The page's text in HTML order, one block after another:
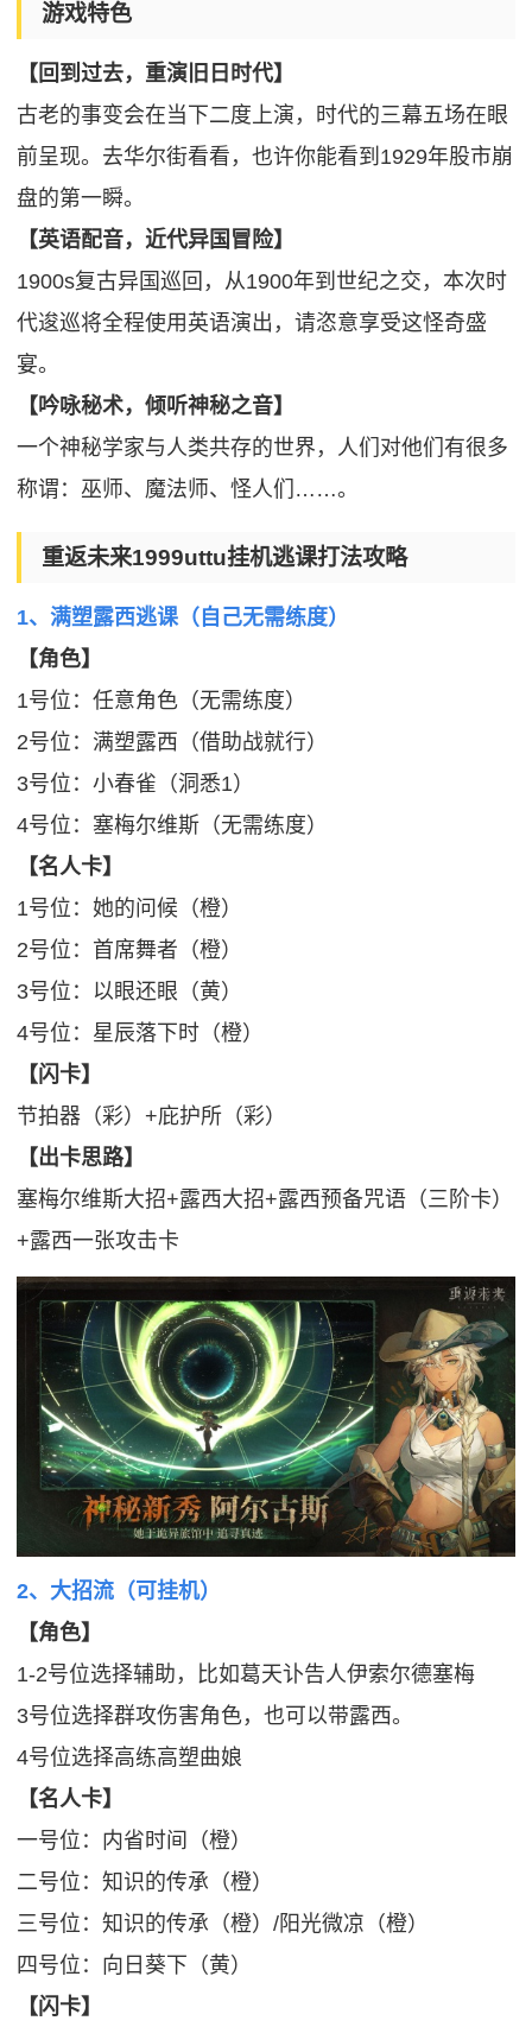
游戏特色
【回到过去，重演旧日时代】
古老的事变会在当下二度上演，时代的三幕五场在眼
前呈现。去华尔街看看，也许你能看到1929年股市崩
盘的第一瞬。
【英语配音，近代异国冒险】
1900s复古异国巡回，从1900年到世纪之交，本次时
代逡巡将全程使用英语演出，请恣意享受这怪奇盛
宴。
【吟咏秘术，倾听神秘之音】
一个神秘学家与人类共存的世界，人们对他们有很多
称谓：巫师、魔法师、怪人们……。
重返未来1999uttu挂机逃课打法攻略
1、满塑露西逃课（自己无需练度）
【角色】
1号位：任意角色（无需练度）
2号位：满塑露西（借助战就行）
3号位：小春雀（洞悉1）
4号位：塞梅尔维斯（无需练度）
【名人卡】
1号位：她的问候（橙）
2号位：首席舞者（橙）
3号位：以眼还眼（黄）
4号位：星辰落下时（橙）
【闪卡】
节拍器（彩）+庇护所（彩）
【出卡思路】
塞梅尔维斯大招+露西大招+露西预备咒语（三阶卡）
+露西一张攻击卡
2、大招流（可挂机）
【角色】
1-2号位选择辅助，比如葛天讣告人伊索尔德塞梅
3号位选择群攻伤害角色，也可以带露西。
4号位选择高练高塑曲娘
【名人卡】
一号位：内省时间（橙）
二号位：知识的传承（橙）
三号位：知识的传承（橙）/阳光微凉（橙）
四号位：向日葵下（黄）
【闪卡】